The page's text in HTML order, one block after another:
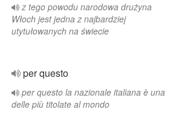
z tego powodu narodowa drużyna
Włoch jest jedna z najbardziej
utytułowanych na świecie
per questo
per questo la nazionale italiana è una
delle più titolate al mondo